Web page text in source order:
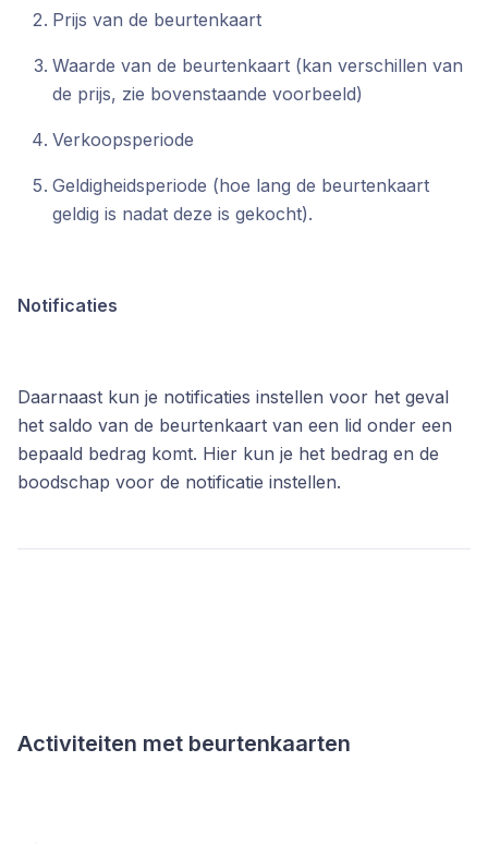
Prijs van de beurtenkaart
Waarde van de beurtenkaart (kan verschillen van
de prijs, zie bovenstaande voorbeeld)
Verkoopsperiode
Geldigheidsperiode (hoe lang de beurtenkaart
geldig is nadat deze is gekocht).
Notificaties
Daarnaast kun je notificaties instellen voor het geval
het saldo van de beurtenkaart van een lid onder een
bepaald bedrag komt. Hier kun je het bedrag en de
boodschap voor de notificatie instellen.
Activiteiten met beurtenkaarten